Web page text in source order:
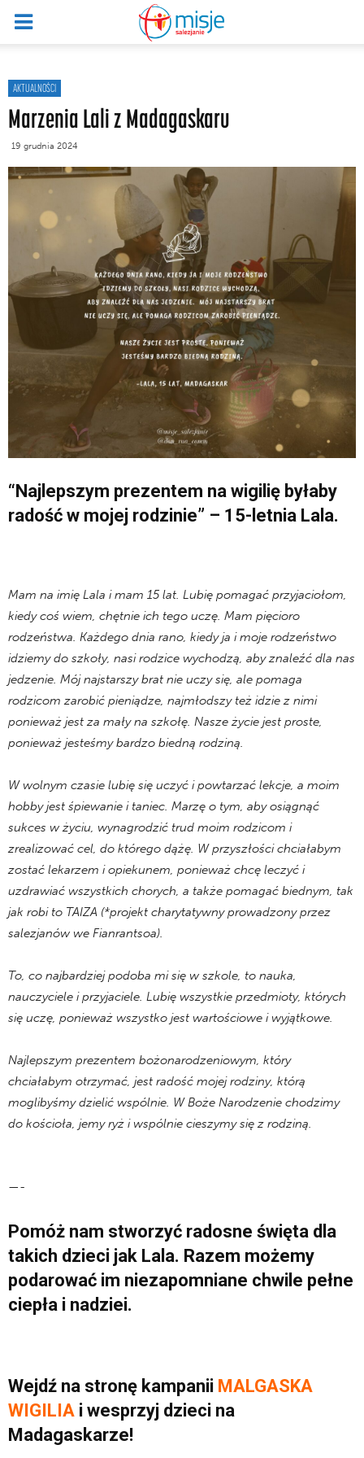
AKTUALNOŚCI
Marzenia Lali z Madagaskaru
19 grudnia 2024
“Najlepszym prezentem na wigilię byłaby
radość w mojej rodzinie” – 15-letnia Lala.
Mam na imię Lala i mam 15 lat. Lubię pomagać przyjaciołom,
kiedy coś wiem, chętnie ich tego uczę. Mam pięcioro
rodzeństwa. Każdego dnia rano, kiedy ja i moje rodzeństwo
idziemy do szkoły, nasi rodzice wychodzą, aby znaleźć dla nas
jedzenie. Mój najstarszy brat nie uczy się, ale pomaga
rodzicom zarobić pieniądze, najmłodszy też idzie z nimi
ponieważ jest za mały na szkołę. Nasze życie jest proste,
ponieważ jesteśmy bardzo biedną rodziną.
W wolnym czasie lubię się uczyć i powtarzać lekcje, a moim
hobby jest śpiewanie i taniec. Marzę o tym, aby osiągnąć
sukces w życiu, wynagrodzić trud moim rodzicom i
zrealizować cel, do którego dążę. W przyszłości chciałabym ​​
zostać lekarzem i opiekunem, ponieważ chcę leczyć i
uzdrawiać wszystkich chorych, a także pomagać biednym, tak
jak robi to TAIZA (*projekt charytatywny prowadzony przez
salezjanów we Fianrantsoa).
To, co najbardziej podoba mi się w szkole, to nauka,
nauczyciele i przyjaciele. Lubię wszystkie przedmioty, których
się uczę, ponieważ wszystko jest wartościowe i wyjątkowe.
Najlepszym prezentem bożonarodzeniowym, który
chciałabym otrzymać, jest radość mojej rodziny, którą
moglibyśmy dzielić wspólnie. W Boże Narodzenie chodzimy
do kościoła, jemy ryż i wspólnie cieszymy się z rodziną.
—-
Pomóż nam stworzyć radosne święta dla
takich dzieci jak Lala. Razem możemy
podarować im niezapomniane chwile pełne
ciepła i nadziei.
Wejdź na stronę kampanii MALGASKA
WIGILIA i wesprzyj dzieci na
Madagaskarze!